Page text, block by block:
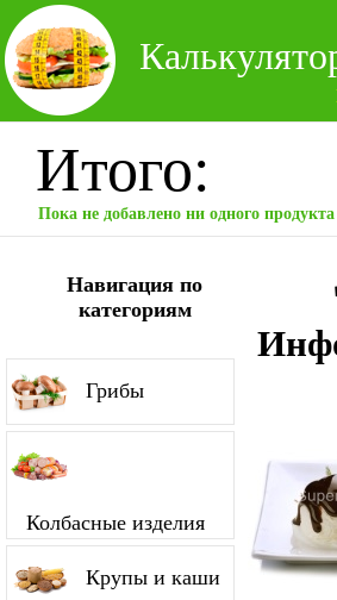
Итого:
Пока не добавлено ни одного продукта
Навигация по
категориям
Грибы
Колбасные изделия
Крупы и каши